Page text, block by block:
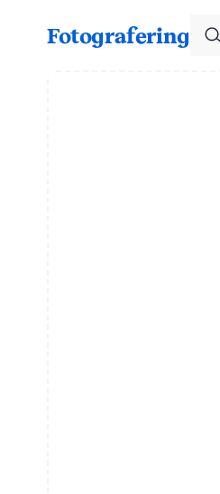
Fotografering